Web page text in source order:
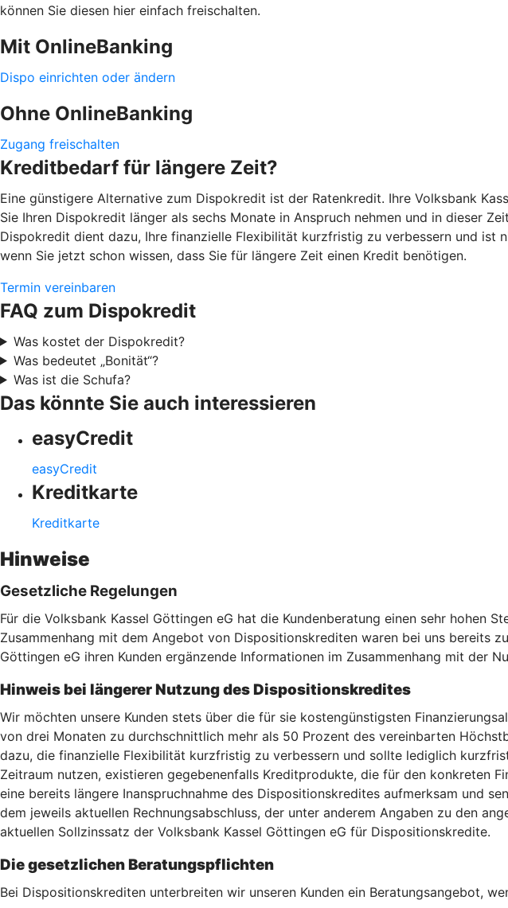
können Sie diesen hier einfach freischalten.
Mit OnlineBanking
Dispo einrichten oder ändern
Ohne OnlineBanking
Zugang freischalten
Kreditbedarf für längere Zeit?
Eine günstigere Alternative zum Dispokredit ist der Ratenkredit. Ihre Volksbank
Sie Ihren Dispokredit länger als sechs Monate in Anspruch nehmen und in dieser
Dispokredit dient dazu, Ihre finanzielle Flexibilität kurzfristig zu verbessern und ist
wenn Sie jetzt schon wissen, dass Sie für längere Zeit einen Kredit benötigen.
Termin vereinbaren
FAQ zum Dispokredit
Was kostet der Dispokredit?
Was bedeutet „Bonität“?
Was ist die Schufa?
Das könnte Sie auch interessieren
easyCredit
easyCredit
Kreditkarte
Kreditkarte
Hinweise
Gesetzliche Regelungen
Für die Volksbank Kassel Göttingen eG hat die Kundenberatung einen sehr hohen
Zusammenhang mit dem Angebot von Dispositionskrediten waren bei uns bereits
Göttingen eG ihren Kunden ergänzende Informationen im Zusammenhang mit der
Hinweis bei längerer Nutzung des Dispositionskredites
Wir möchten unsere Kunden stets über die für sie kostengünstigsten
von drei Monaten zu durchschnittlich mehr als 50 Prozent des vereinbarten
dazu, die finanzielle Flexibilität kurzfristig zu verbessern und sollte lediglich
Zeitraum nutzen, existieren gegebenenfalls Kreditprodukte, die für den konkreten
eine bereits längere Inanspruchnahme des Dispositionskredites aufmerksam und
dem jeweils aktuellen Rechnungsabschluss, der unter anderem Angaben zu den
aktuellen Sollzinssatz der Volksbank Kassel Göttingen eG für Dispositionskredite.
Die gesetzlichen Beratungspflichten
Bei Dispositionskrediten unterbreiten wir unseren Kunden ein Beratungsangebot,